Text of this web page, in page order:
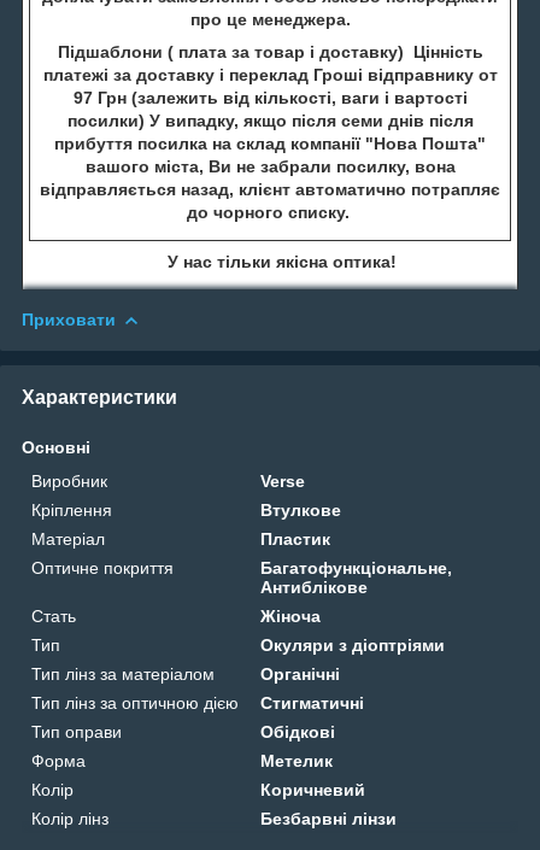
про це менеджера.
Підшаблони ( плата за товар і доставку) Цінність
платежі за доставку і переклад Гроші відправнику от
97 Грн (залежить від кількості, ваги і вартості
посилки) У випадку, якщо після семи днів після
прибуття посилка на склад компанії "Нова Пошта"
вашого міста, Ви не забрали посилку, вона
відправляється назад, клієнт автоматично потрапляє
до чорного списку.
У нас тільки якісна оптика!
Приховати
Характеристики
Основні
Виробник
Verse
Кріплення
Втулкове
Матеріал
Пластик
Оптичне покриття
Багатофункціональне,
Антиблікове
Стать
Жіноча
Тип
Окуляри з діоптріями
Тип лінз за матеріалом
Органічні
Тип лінз за оптичною дією
Стигматичні
Тип оправи
Обідкові
Форма
Метелик
Колір
Коричневий
Колір лінз
Безбарвні лінзи